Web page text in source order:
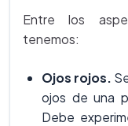
Entre los
tenemos:
Ojos rojos.
ojos de una
Debe